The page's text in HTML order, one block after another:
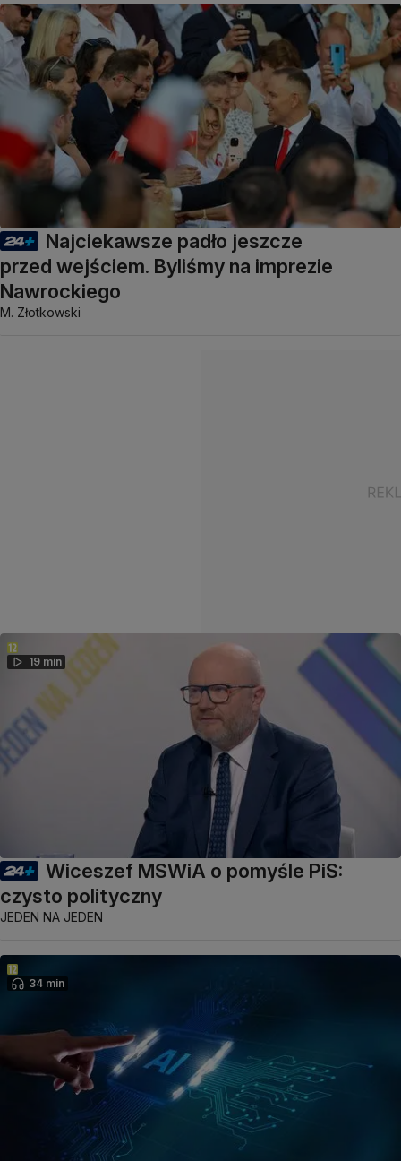
Najciekawsze padło jeszcze
przed wejściem. Byliśmy na imprezie
Nawrockiego
M. Złotkowski
19 min
Wiceszef MSWiA o pomyśle PiS:
czysto polityczny
JEDEN NA JEDEN
34 min